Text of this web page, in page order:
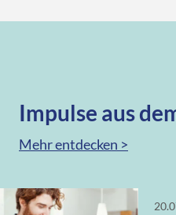
Impulse aus
Mehr entdecken >